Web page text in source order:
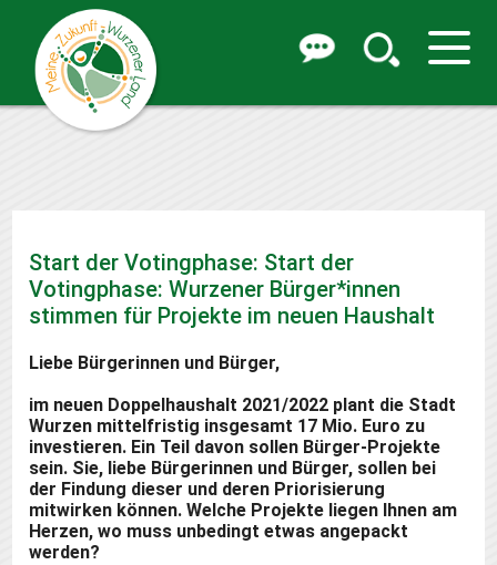
Start der Votingphase: Start der
Votingphase: Wurzener Bürger*innen
stimmen für Projekte im neuen Haushalt
Liebe Bürgerinnen und Bürger,
im neuen Doppelhaushalt 2021/2022 plant die Stadt
Wurzen mittelfristig insgesamt 17 Mio. Euro zu
investieren. Ein Teil davon sollen Bürger-Projekte
sein. Sie, liebe Bürgerinnen und Bürger, sollen bei
der Findung dieser und deren Priorisierung
mitwirken können. Welche Projekte liegen Ihnen am
Herzen, wo muss unbedingt etwas angepackt
werden?